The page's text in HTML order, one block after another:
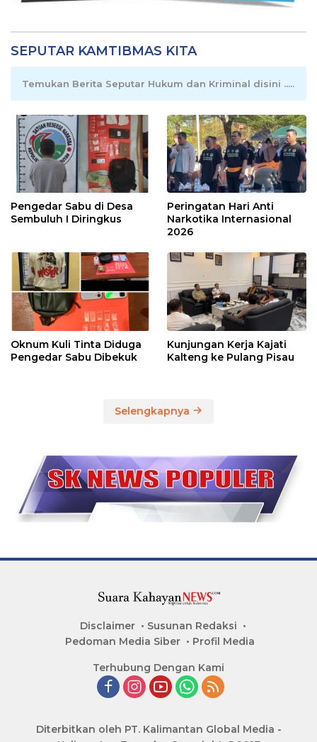
SEPUTAR KAMTIBMAS KITA
Temukan Berita Seputar Hukum dan Kriminal disini .....
Pengedar Sabu di Desa
Sembuluh I Diringkus
Peringatan Hari Anti
Narkotika Internasional
2026
Oknum Kuli Tinta Diduga
Pengedar Sabu Dibekuk
Kunjungan Kerja Kajati
Kalteng ke Pulang Pisau
Selengkapnya
Disclaimer
Susunan Redaksi
Pedoman Media Siber
Profil Media
Terhubung Dengan Kami
Diterbitkan oleh PT. Kalimantan Global Media -